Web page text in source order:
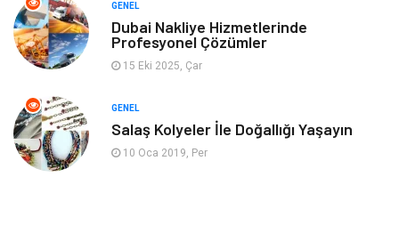
Genel Kültür
Ev İşleri
Mobilya
Astroloji
GENEL
Dubai Nakliye Hizmetlerinde
Profesyonel Çözümler
15 Eki 2025, Çar
GENEL
Salaş Kolyeler İle Doğallığı Yaşayın
10 Oca 2019, Per